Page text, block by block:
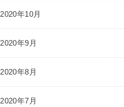
2020年10月
2020年9月
2020年8月
2020年7月